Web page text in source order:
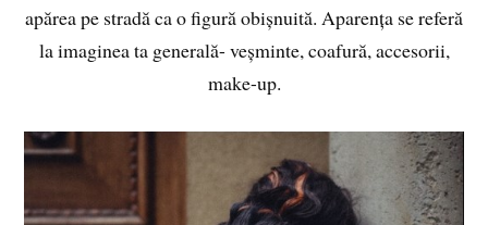
apărea pe stradă ca o figură obișnuită. Aparența se referă
la imaginea ta generală- veșminte, coafură, accesorii,
make-up.